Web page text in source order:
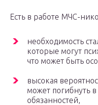
Есть в работе МЧС-
необходимость
которые могут
что может быть
высокая
может погибнуть
обязанностей,